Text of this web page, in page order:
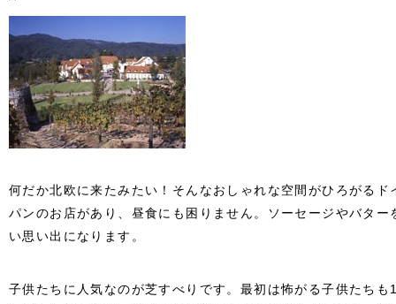
何だか北欧に来たみたい！そんなおしゃれな空間がひろがる
パンのお店があり、昼食にも困りません。ソーセージやバタ
い思い出になります。
子供たちに人気なのが芝すべりです。最初は怖がる子供たち